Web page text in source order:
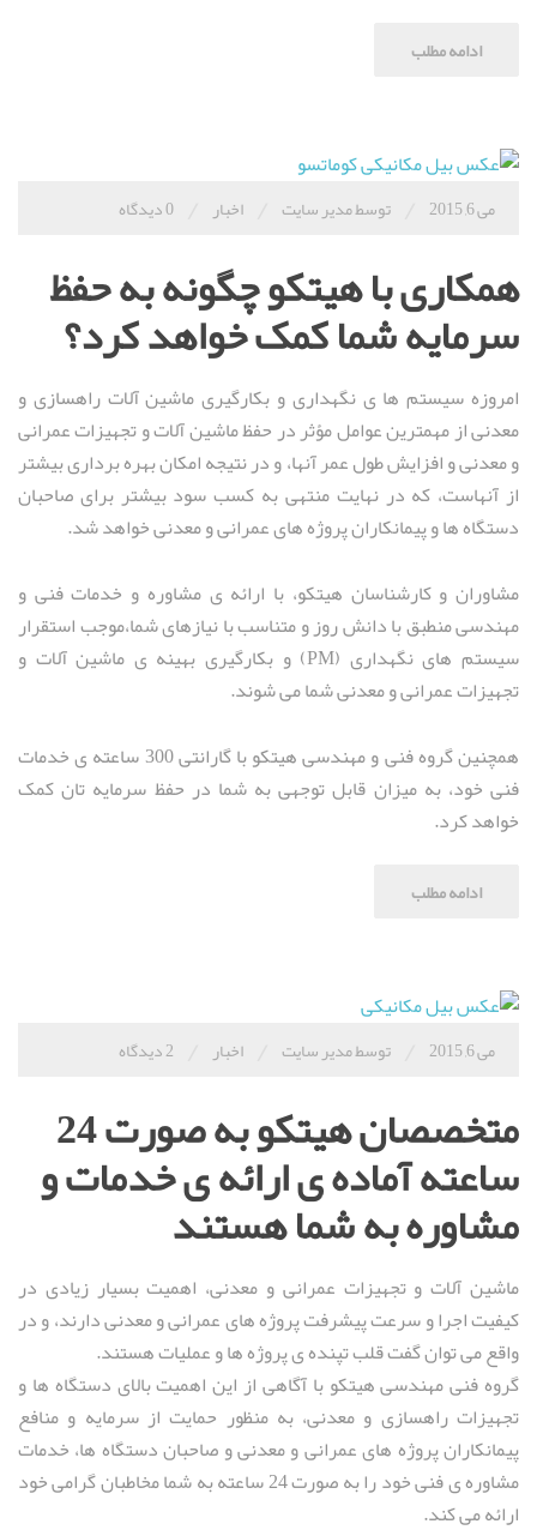
ادامه مطلب
می 6, 2015 توسط مدیر سایت اخبار 0 دیدگاه
همکاری با هیتکو چگونه به حفظ
سرمایه شما کمک خواهد کرد؟
امروزه سیستم ها ی نگهداری و بکارگیری ماشین آلات راهسازی و
معدنی از مهمترین عوامل مؤثر در حفظ ماشین آلات و تجهیزات عمرانی
و معدنی و افزایش طول عمر آنها، و در نتیجه امکان بهره برداری بیشتر
از آنهاست، که در نهایت منتهی به کسب سود بیشتر برای صاحبان
دستگاه ها و پیمانکاران پروژه های عمرانی و معدنی خواهد شد.
مشاوران و کارشناسان هیتکو، با ارائه ی مشاوره و خدمات فنی و
مهندسی منطبق با دانش روز و متناسب با نیازهای شما،موجب استقرار
سیستم های نگهداری (PM) و بکارگیری بهینه ی ماشین آلات و
تجهیزات عمرانی و معدنی شما می شوند.
همچنین گروه فنی و مهندسی هیتکو با گارانتی 300 ساعته ی خدمات
فنی خود، به میزان قابل توجهی به شما در حفظ سرمایه تان کمک
خواهد کرد.
ادامه مطلب
می 6, 2015 توسط مدیر سایت اخبار 2 دیدگاه
متخصصان هیتکو به صورت 24
ساعته آماده ی ارائه ی خدمات و
مشاوره به شما هستند
ماشین آلات و تجهیزات عمرانی و معدنی، اهمیت بسیار زیادی در
کیفیت اجرا و سرعت پیشرفت پروژه های عمرانی و معدنی دارند، و در
واقع می توان گفت قلب تپنده ی پروژه ها و عملیات هستند.
گروه فنی مهندسی هیتکو با آگاهی از این اهمیت بالای دستگاه ها و
تجهیزات راهسازی و معدنی، به منظور حمایت از سرمایه و منافع
پیمانکاران پروژه های عمرانی و معدنی و صاحبان دستگاه ها، خدمات
مشاوره ی فنی خود را به صورت 24 ساعته به شما مخاطبان گرامی خود
ارائه می کند.